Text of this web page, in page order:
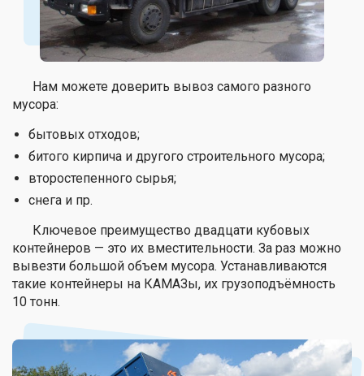
Нам можете доверить вывоз самого разного
мусора:
бытовых отходов;
битого кирпича и другого строительного мусора;
второстепенного сырья;
снега и пр.
Ключевое преимущество двадцати кубовых
контейнеров — это их вместительности. За раз можно
вывезти большой объем мусора. Устанавливаются
такие контейнеры на КАМАЗы, их грузоподъёмность
10 тонн.